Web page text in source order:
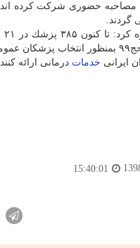
متقاضی حج در ۲۱ استان كشور در آزمون مصاحبه
گردند.
قرار گرفته اند. یادآور می شود مرحله آزمون و مصاحبه حضوری
ایرانی خدمات درمانی ارائه
15:40:01